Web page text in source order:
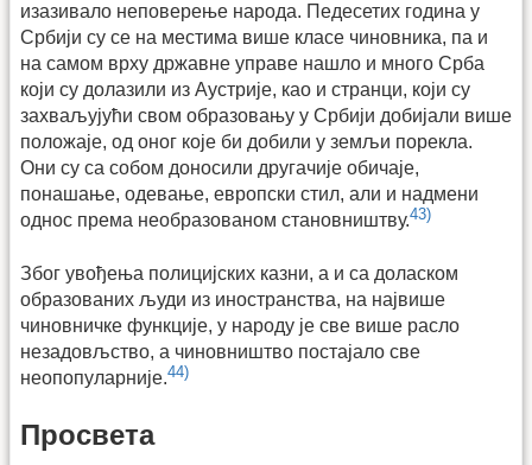
изазивало неповерење народа. Педесетих година у
Србији су се на местима више класе чиновника, па и
на самом врху државне управе нашло и много Срба
који су долазили из Аустрије, као и странци, који су
захваљујући свом образовању у Србији добијали више
положаје, од оног које би добили у земљи порекла.
Они су са собом доносили другачије обичаје,
понашање, одевање, европски стил, али и надмени
однос према необразованом становништву.43)
Због увођења полицијских казни, а и са доласком
образованих људи из иностранства, на највише
чиновничке функције, у народу је све више расло
незадовљство, а чиновништво постајало све
неопопуларније.44)
Просвета